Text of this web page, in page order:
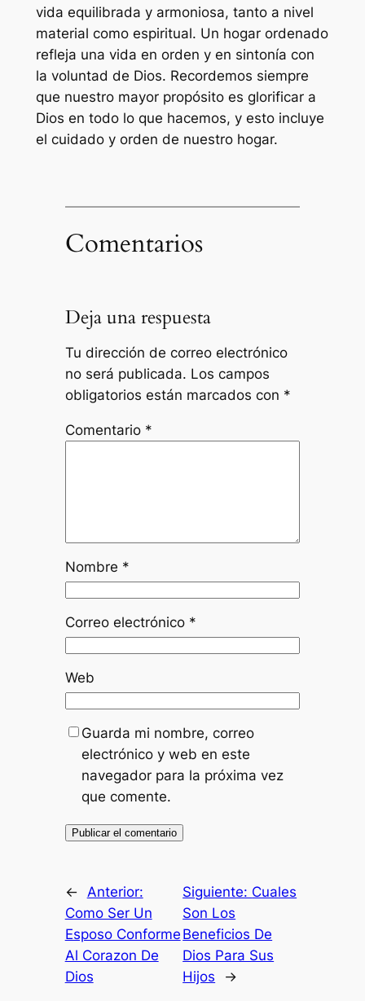
vida equilibrada y armoniosa, tanto a nivel
material como espiritual. Un hogar ordenado
refleja una vida en orden y en sintonía con
la voluntad de Dios. Recordemos siempre
que nuestro mayor propósito es glorificar a
Dios en todo lo que hacemos, y esto incluye
el cuidado y orden de nuestro hogar.
Comentarios
Deja una respuesta
Tu dirección de correo electrónico
no será publicada. Los campos
obligatorios están marcados con *
Comentario *
Nombre *
Correo electrónico *
Web
Guarda mi nombre, correo
electrónico y web en este
navegador para la próxima vez
que comente.
← Anterior:
Como Ser Un
Esposo Conforme
Al Corazon De
Dios
Siguiente: Cuales
Son Los
Beneficios De
Dios Para Sus
Hijos
→